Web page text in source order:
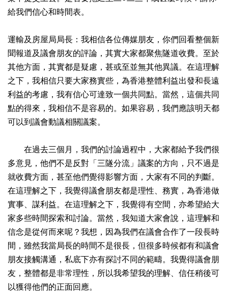
給我們信心和時間表。
運輸及房屋局局長：我相信各位傳媒朋友，你們回看整個新
聞報道及議會朋友的評論，其實大家都聚焦隧道收費。至於
其他方面，其實都是疑慮，甚或至並無其他異議。在這理解
之下，我相信只要大家務實些，為香港整體利益出發和長遠
利益的考慮，我有信心可達致一個共同點。當然，這個共同
點的得來，我相信不是容易的。如果容易，我們應該明天都
可以到議會動議相關議案。
在過去三個月，我們的討論過程中，大家都給予我們很
多意見，他們不是反對「三隧分流」議案的方向，只不過是
就收費方面，甚至他們覺得影響方面，大家有不同的判斷。
在這理解之下，我覺得議會朋友都是理性、務實，為香港做
實事、謀利益。在這理解之下，我覺得有空間，亦希望給大
家多些時間探索和討論。當然，我知道大家會說，這理解和
信念是從何而來呢？我想，因為我們在議會合作了一段長時
間，雖然我當局長的時間不是很長，但很多時候都有和議會
朋友接觸溝通，私底下亦有探討不同的範疇。我覺得議會朋
友，整體都是非常理性，所以我希望我的理解、信任稍後可
以獲得他們的正面回應。